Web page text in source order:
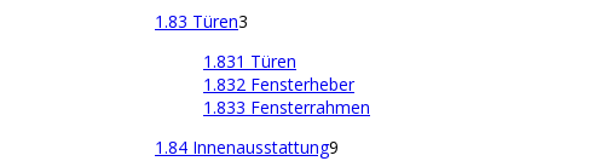
1.83 Türen3
1.831 Türen
1.832 Fensterheber
1.833 Fensterrahmen
1.84 Innenausstattung9